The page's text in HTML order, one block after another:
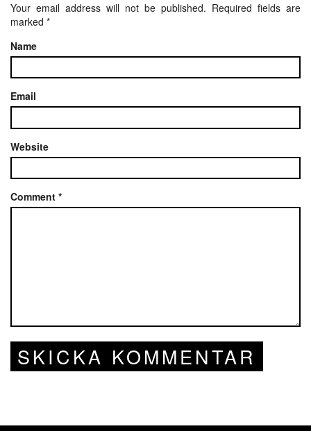
Your email address will not be published. Required fields are
marked *
Name
Email
Website
Comment *
SKICKA KOMMENTAR